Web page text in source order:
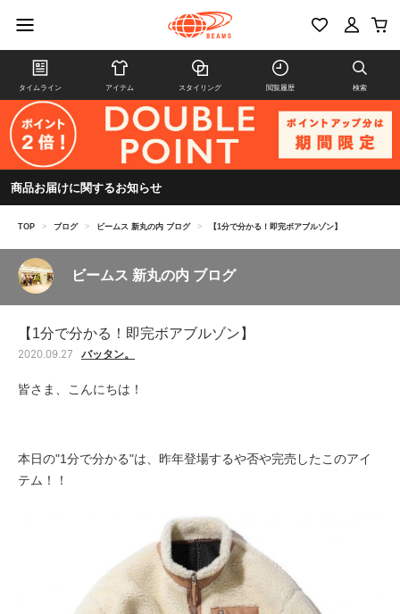
タイムライン アイテム スタイリング 閲覧履歴 検索
商品お届けに関するお知らせ
TOP > ブログ > ビームス 新丸の内 ブログ > 【1分で分かる！即完ボアブルゾン】
ビームス 新丸の内 ブログ
【1分で分かる！即完ボアブルゾン】
2020.09.27 バッタン。
皆さま、こんにちは！
本日の"1分で分かる"は、昨年登場するや否や完売したこのアイ
テム！！